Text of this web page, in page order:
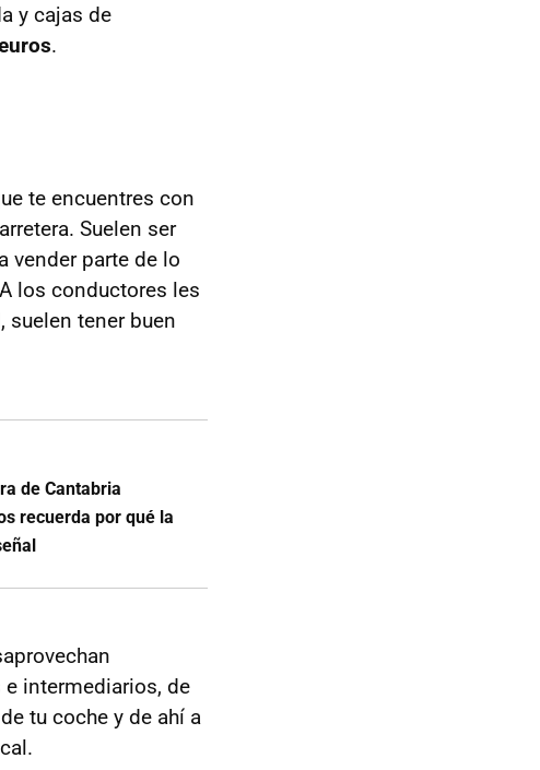
y cajas de
.
te encuentres con
Suelen ser
vender parte de lo
los conductores les
suelen tener buen
de Cantabria
recuerda por qué la
intermediarios, de
tu coche y de ahí a